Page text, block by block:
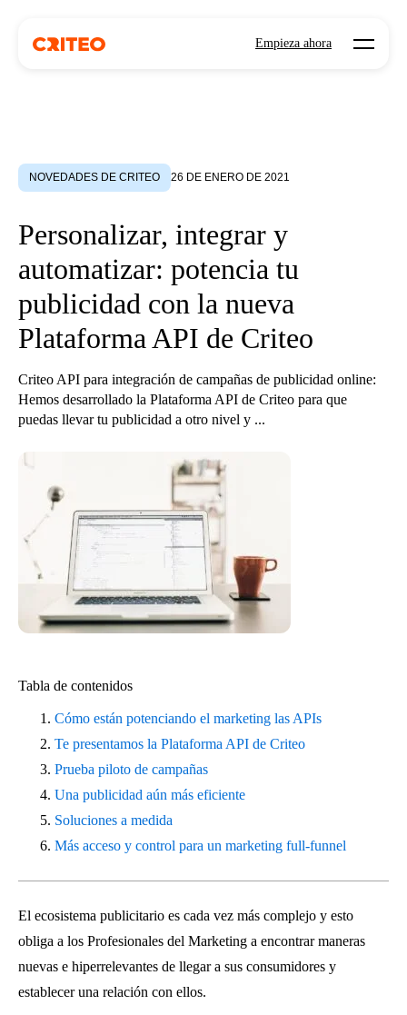
Empieza ahora Open
NOVEDADES DE CRITEO 26 DE ENERO DE 2021
Personalizar, integrar y
automatizar: potencia tu
publicidad con la nueva
Plataforma API de Criteo
Criteo API para integración de campañas de publicidad online:
Hemos desarrollado la Plataforma API de Criteo para que
puedas llevar tu publicidad a otro nivel y ...
Tabla de contenidos
Cómo están potenciando el marketing las APIs
Te presentamos la Plataforma API de Criteo
Prueba piloto de campañas
Una publicidad aún más eficiente
Soluciones a medida
Más acceso y control para un marketing full-funnel
El ecosistema publicitario es cada vez más complejo y esto
obliga a los Profesionales del Marketing a encontrar maneras
nuevas e hiperrelevantes de llegar a sus consumidores y
establecer una relación con ellos.